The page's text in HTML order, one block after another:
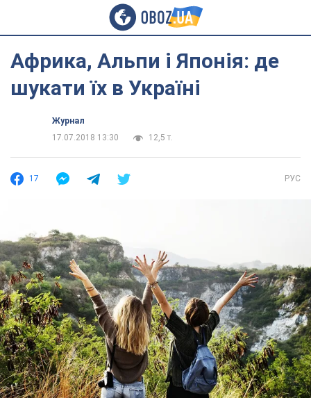
Африка, Альпи і Японія: де
шукати їх в Україні
Журнал
17.07.2018 13:30
12,5 т.
17 РУС